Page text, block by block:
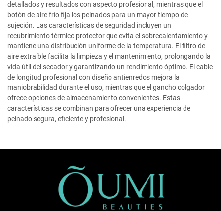
detallados y resultados con aspecto profesional, mientras que el
botón de aire frío fija los peinados para un mayor tiempo de
sujeción. Las características de seguridad incluyen un
recubrimiento térmico protector que evita el sobrecalentamiento y
mantiene una distribución uniforme de la temperatura. El filtro de
aire extraíble facilita la limpieza y el mantenimiento, prolongando la
vida útil del secador y garantizando un rendimiento óptimo. El cable
de longitud profesional con diseño antienredos mejora la
maniobrabilidad durante el uso, mientras que el gancho colgador
ofrece opciones de almacenamiento convenientes. Estas
características se combinan para ofrecer una experiencia de
peinado segura, eficiente y profesional.